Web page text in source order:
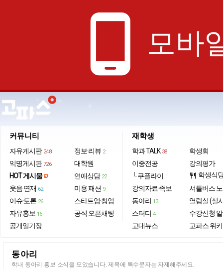
phone_android 모바
커뮤니티
자유게시판 248
익명게시판 726
HOT 게시물
웃음·연재 62
이슈·토론 26
자유홍보 16
공개일기장
정보·리뷰 2
대학원
연애상담 22
미용·패션 9
스타트업·창업
공식 오픈채팅
재학생
학과 TALK 38
이중전공
└ 쿠플라이
강의자료·족보
동아리 13
스터디 4
고대뉴스
학생회
강의평가
restaurant 학생식
셔틀버스
열람실 (실
수강신청
고파스 위키
동아리
학내 동아리 홍보 소식을 모았습니다. 제목에 특수문자는 자제해주세요.